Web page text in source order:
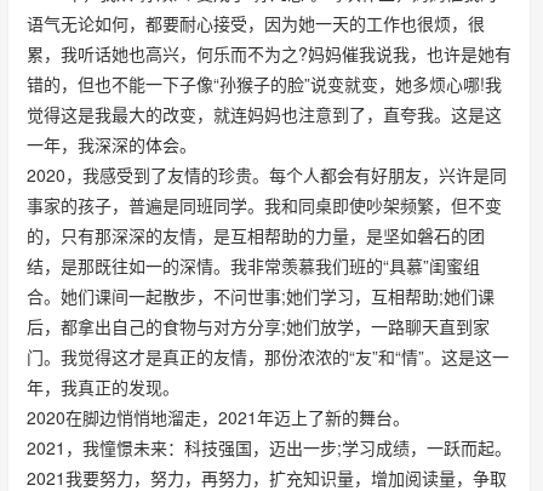
语气无论如何，都要耐心接受，因为她一天的工作也很烦，很
累，我听话她也高兴，何乐而不为之?妈妈催我说我，也许是她有
错的，但也不能一下子像“孙猴子的脸”说变就变，她多烦心哪!我
觉得这是我最大的改变，就连妈妈也注意到了，直夸我。这是这
一年，我深深的体会。
2020，我感受到了友情的珍贵。每个人都会有好朋友，兴许是同
事家的孩子，普遍是同班同学。我和同桌即使吵架频繁，但不变
的，只有那深深的友情，是互相帮助的力量，是坚如磐石的团
结，是那既往如一的深情。我非常羡慕我们班的“具慕”闺蜜组
合。她们课间一起散步，不问世事;她们学习，互相帮助;她们课
后，都拿出自己的食物与对方分享;她们放学，一路聊天直到家
门。我觉得这才是真正的友情，那份浓浓的“友”和“情”。这是这一
年，我真正的发现。
2020在脚边悄悄地溜走，2021年迈上了新的舞台。
2021，我憧憬未来：科技强国，迈出一步;学习成绩，一跃而起。
2021我要努力，努力，再努力，扩充知识量，增加阅读量，争取